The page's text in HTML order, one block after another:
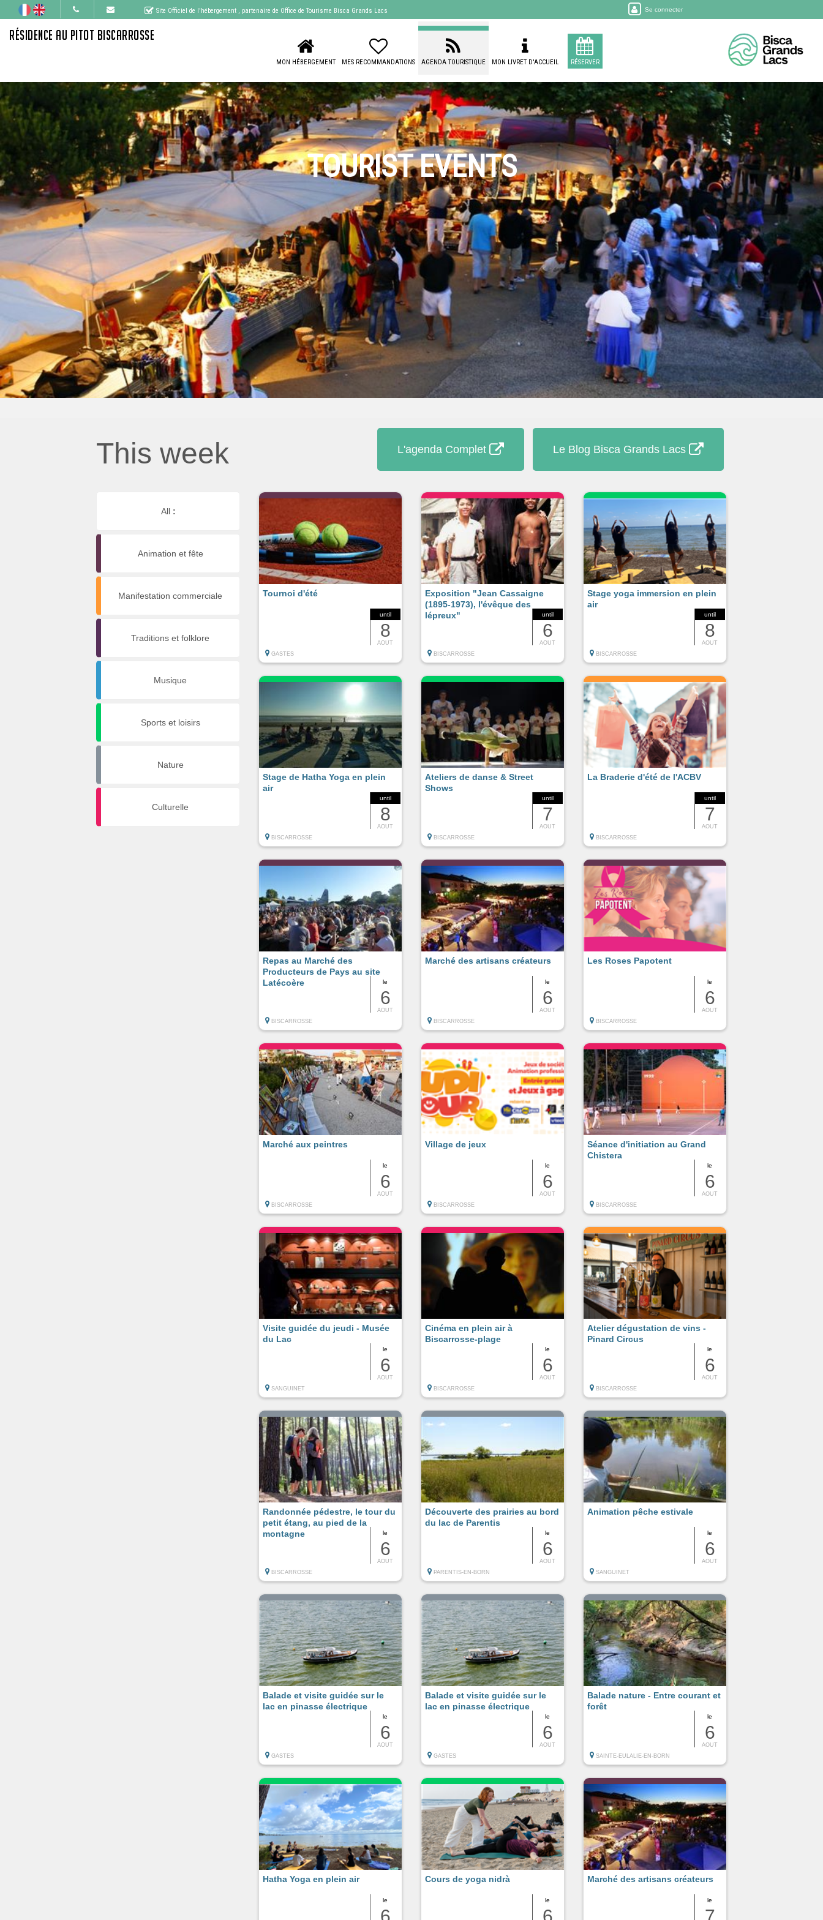
Site Officiel de l'hébergement , partenaire de Office de Tourisme Bisca Grands Lacs Se connecter
RÉSIDENCE AU PITOT BISCARROSSE
MON HÉBERGEMENT MES RECOMMANDATIONS AGENDA TOURISTIQUE MON LIVRET D'ACCUEIL RÉSERVER
TOURIST EVENTS
This week L'agenda Complet Le Blog Bisca Grands Lacs
All :
Animation et fête
Manifestation commerciale
Traditions et folklore
Musique
Sports et loisirs
Nature
Culturelle
until
8
AOUT
Tournoi d'été
GASTES
until
6
AOUT
Exposition "Jean Cassaigne
(1895-1973), l'évêque des
lépreux"
BISCARROSSE
until
8
AOUT
Stage yoga immersion en plein
air
BISCARROSSE
until
8
AOUT
Stage de Hatha Yoga en plein
air
BISCARROSSE
until
7
AOUT
Ateliers de danse & Street
Shows
BISCARROSSE
until
7
AOUT
La Braderie d'été de l'ACBV
BISCARROSSE
le
6
AOUT
Repas au Marché des
Producteurs de Pays au site
Latécoère
BISCARROSSE
le
6
AOUT
Marché des artisans créateurs
BISCARROSSE
le
6
AOUT
Les Roses Papotent
BISCARROSSE
le
6
AOUT
Marché aux peintres
BISCARROSSE
le
6
AOUT
Village de jeux
BISCARROSSE
le
6
AOUT
Séance d'initiation au Grand
Chistera
BISCARROSSE
le
6
AOUT
Visite guidée du jeudi - Musée
du Lac
SANGUINET
le
6
AOUT
Cinéma en plein air à
Biscarrosse-plage
BISCARROSSE
le
6
AOUT
Atelier dégustation de vins -
Pinard Circus
BISCARROSSE
le
6
AOUT
Randonnée pédestre, le tour du
petit étang, au pied de la
montagne
BISCARROSSE
le
6
AOUT
Découverte des prairies au bord
du lac de Parentis
PARENTIS-EN-BORN
le
6
AOUT
Animation pêche estivale
SANGUINET
le
6
AOUT
Balade et visite guidée sur le
lac en pinasse électrique
GASTES
le
6
AOUT
Balade et visite guidée sur le
lac en pinasse électrique
GASTES
le
6
AOUT
Balade nature - Entre courant et
forêt
SAINTE-EULALIE-EN-BORN
le
Hatha Yoga en plein air
le
Cours de yoga nidrà
le
Marché des artisans créateurs